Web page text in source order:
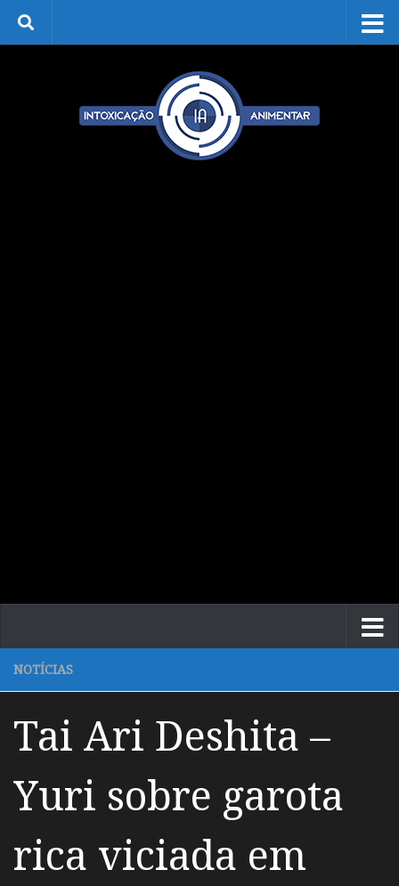
Skip to content
NOTÍCIAS
Tai Ari Deshita –
Yuri sobre garota
rica viciada em